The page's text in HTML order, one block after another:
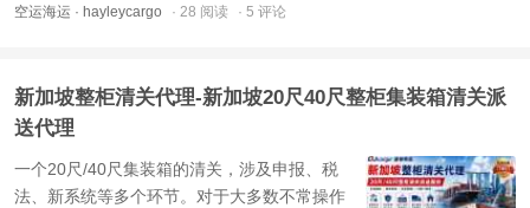
有完整的清关资质和丰富的实操经验。多年
提供专业高效的清关服务 ...
空运海运 · hayleycargo · 28 阅读 · 5 评论
新加坡整柜清关代理-新加坡20尺40尺整柜集装箱清关派
送代理
一个20尺/40尺集装箱的清关，涉及申报、税
法、新系统等多个环节。对于大多数不常操作